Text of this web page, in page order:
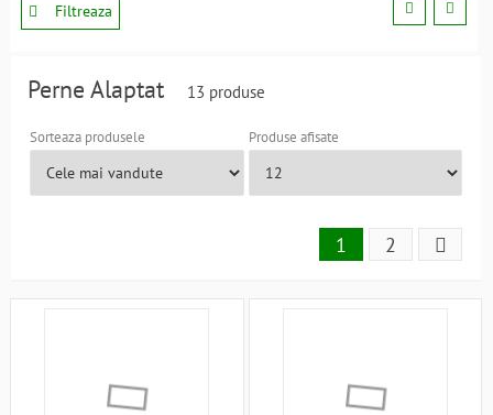
Filtreaza
Perne Alaptat 13 produse
Sorteaza produsele Produse afisate
1 2